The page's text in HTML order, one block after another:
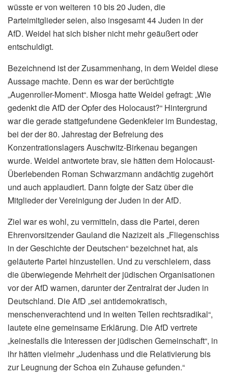
wüsste er von weiteren 10 bis 20 Juden, die
Parteimitglieder seien, also insgesamt 44 Juden in der
AfD. Weidel hat sich bisher nicht mehr geäußert oder
entschuldigt.
Bezeichnend ist der Zusammenhang, in dem Weidel diese
Aussage machte. Denn es war der berüchtigte
„Augenroller-Moment“. Miosga hatte Weidel gefragt: „Wie
gedenkt die AfD der Opfer des Holocaust?“ Hintergrund
war die gerade stattgefundene Gedenkfeier im Bundestag,
bei der der 80. Jahrestag der Befreiung des
Konzentrationslagers Auschwitz-Birkenau begangen
wurde. Weidel antwortete brav, sie hätten dem Holocaust-
Überlebenden Roman Schwarzmann andächtig zugehört
und auch applaudiert. Dann folgte der Satz über die
Mitglieder der Vereinigung der Juden in der AfD.
Ziel war es wohl, zu vermitteln, dass die Partei, deren
Ehrenvorsitzender Gauland die Nazizeit als „Fliegenschiss
in der Geschichte der Deutschen“ bezeichnet hat, als
geläuterte Partei hinzustellen. Und zu verschleiern, dass
die überwiegende Mehrheit der jüdischen Organisationen
vor der AfD warnen, darunter der Zentralrat der Juden in
Deutschland. Die AfD „sei antidemokratisch,
menschenverachtend und in weiten Teilen rechtsradikal“,
lautete eine gemeinsame Erklärung. Die AfD vertrete
„keinesfalls die Interessen der jüdischen Gemeinschaft“, in
ihr hätten vielmehr „Judenhass und die Relativierung bis
zur Leugnung der Schoa ein Zuhause gefunden.“